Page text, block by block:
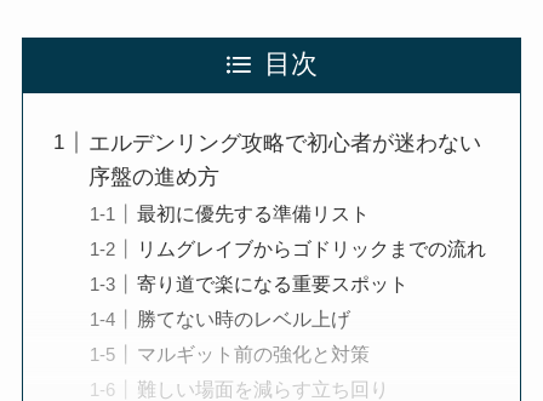
目次
エルデンリング攻略で初心者が迷わない
序盤の進め方
最初に優先する準備リスト
リムグレイブからゴドリックまでの流れ
寄り道で楽になる重要スポット
勝てない時のレベル上げ
マルギット前の強化と対策
難しい場面を減らす立ち回り